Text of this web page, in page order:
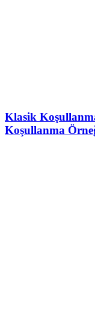
Klasik
Koşullanma